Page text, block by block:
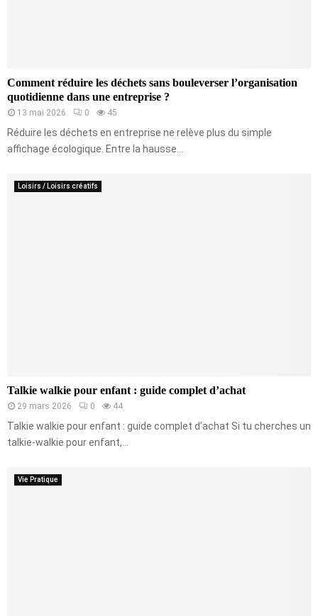
Comment réduire les déchets sans bouleverser l’organisation
quotidienne dans une entreprise ?
13 mai 2026 0 45
Réduire les déchets en entreprise ne relève plus du simple
affichage écologique. Entre la hausse...
Loisirs / Loisirs créatifs
Talkie walkie pour enfant : guide complet d’achat
29 mars 2026 0 44
Talkie walkie pour enfant : guide complet d’achat Si tu cherches un
talkie-walkie pour enfant,...
Vie Pratique